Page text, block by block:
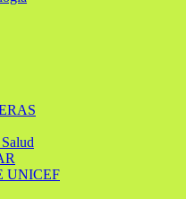
UNICEF